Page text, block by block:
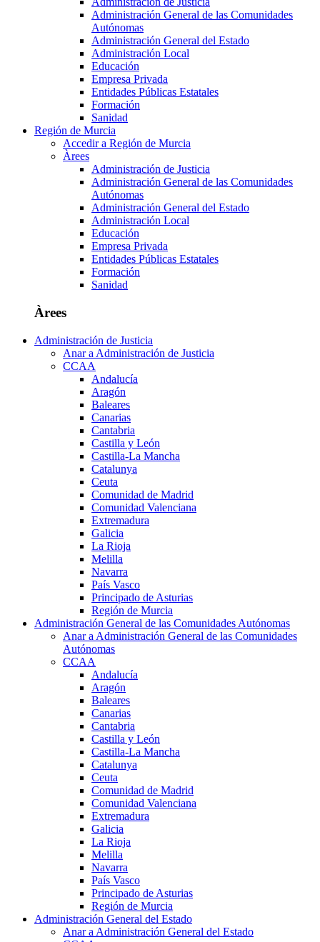
Administración General de las Comunidades
Autónomas
Administración General del Estado
Administración Local
Educación
Empresa Privada
Entidades Públicas Estatales
Formación
Sanidad
Región de Murcia
Accedir a Región de Murcia
Àrees
Administración de Justicia
Administración General de las Comunidades
Autónomas
Administración General del Estado
Administración Local
Educación
Empresa Privada
Entidades Públicas Estatales
Formación
Sanidad
Àrees
Administración de Justicia
Anar a Administración de Justicia
CCAA
Andalucía
Aragón
Baleares
Canarias
Cantabria
Castilla y León
Castilla-La Mancha
Catalunya
Ceuta
Comunidad de Madrid
Comunidad Valenciana
Extremadura
Galicia
La Rioja
Melilla
Navarra
País Vasco
Principado de Asturias
Región de Murcia
Administración General de las Comunidades Autónomas
Anar a Administración General de las Comunidades
Autónomas
CCAA
Andalucía
Aragón
Baleares
Canarias
Cantabria
Castilla y León
Castilla-La Mancha
Catalunya
Ceuta
Comunidad de Madrid
Comunidad Valenciana
Extremadura
Galicia
La Rioja
Melilla
Navarra
País Vasco
Principado de Asturias
Región de Murcia
Administración General del Estado
Anar a Administración General del Estado